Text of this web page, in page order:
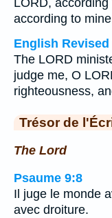
LORD,
according to
English Revised
The LORD
judge me, O
righteousness,
Trésor de
The Lord
Psaume 9:8
Il juge le monde
avec droiture.